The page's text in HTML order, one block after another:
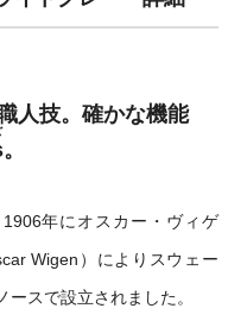
人技。確かな機能
。
年にオスカー・ヴィゲ
Wigen）によりスウェー
ースで設立されました。